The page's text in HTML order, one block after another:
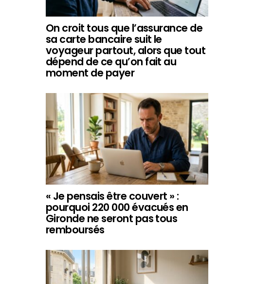
On croit tous que l’assurance de
sa carte bancaire suit le
voyageur partout, alors que tout
dépend de ce qu’on fait au
moment de payer
« Je pensais être couvert » :
pourquoi 220 000 évacués en
Gironde ne seront pas tous
remboursés